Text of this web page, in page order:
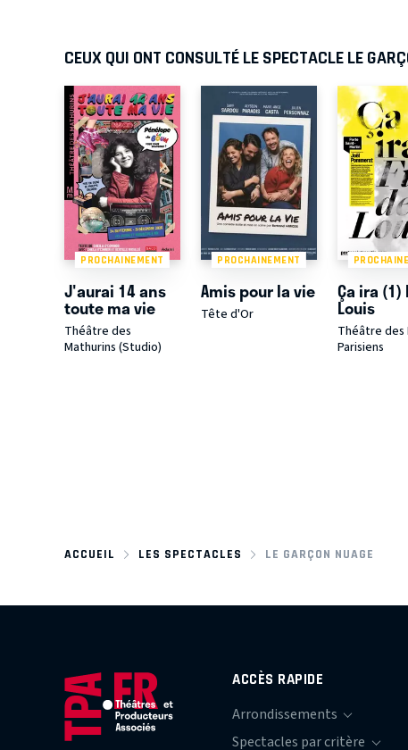
CEUX QUI ONT CONSULTÉ LE SPECTACLE LE
PROCHAINEMENT
J'aurai 14 ans
toute ma vie
Théâtre des
Mathurins (Studio)
PROCHAINEMENT
Amis pour la vie
Tête d'Or
Ça ira (1)
Louis
Théâtre des
Parisiens
ACCUEIL LES SPECTACLES LE GARÇON NUAGE
ACCÈS RAPIDE